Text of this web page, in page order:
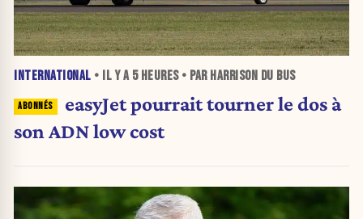
INTERNATIONAL • IL Y A 5 HEURES• PAR HARRISON DU BUS
easyJet pourrait tourner le dos à
son ADN low cost